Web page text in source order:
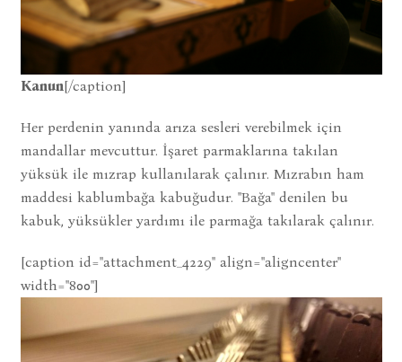
Kanun[/caption]
Her perdenin yanında arıza sesleri verebilmek için
mandallar mevcuttur. İşaret parmaklarına takılan
yüksük ile mızrap kullanılarak çalınır. Mızrabın ham
maddesi kablumbağa kabuğudur. "Bağa" denilen bu
kabuk, yüksükler yardımı ile parmağa takılarak çalınır.
[caption id="attachment_4229" align="aligncenter"
width="800"]